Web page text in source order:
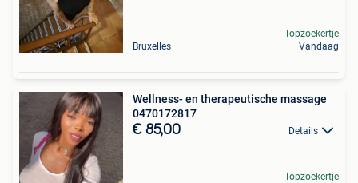
Bruxelles
Topzoekertje
Vandaag
Wellness- en therapeutische massage
0470172817
€ 85,00 Details
Topzoekertje